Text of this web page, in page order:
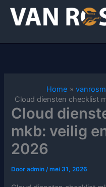
naar
inhoud
Home
Cloud diensten checklist
Cloud
mkb: veilig
2026
Dooradmin/mei 31, 2026